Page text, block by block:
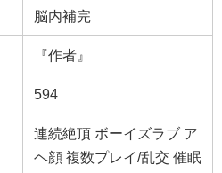
脳内補完
『作者』
594
連続絶頂 ボーイズラブ ア
ヘ顔 複数プレイ/乱交 催眠